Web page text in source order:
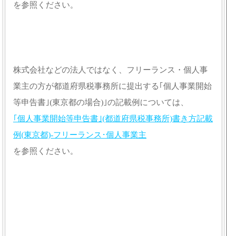
を参照ください。
株式会社などの法人ではなく、フリーランス・個人事
業主の方が都道府県税事務所に提出する｢個人事業開始
等申告書｣(東京都の場合)｣の記載例については、
｢個人事業開始等申告書｣(都道府県税事務所)書き方記載
例(東京都)-フリーランス･個人事業主
を参照ください。